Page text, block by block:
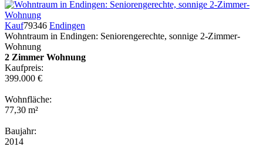
Kauf79346 Endingen
Wohntraum in Endingen: Seniorengerechte, sonnige 2-Zimmer-
Wohnung
2 Zimmer Wohnung
Kaufpreis:
399.000 €
Wohnfläche:
77,30 m²
Baujahr:
2014